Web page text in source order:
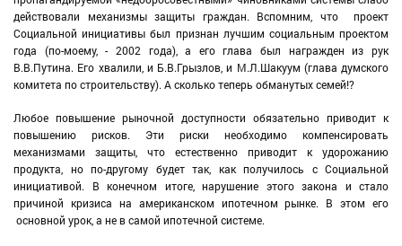
действовали механизмы защиты граждан. Вспомним, что проект
Социальной инициативы был признан лучшим социальным проектом
года (по-моему, - 2002 года), а его глава был награжден из рук
В.В.Путина. Его хвалили, и Б.В.Грызлов, и М.Л.Шакуум (глава думского
комитета по строительству). А сколько теперь обманутых семей!?
Любое повышение рыночной доступности обязательно приводит к
повышению рисков. Эти риски необходимо компенсировать
механизмами защиты, что естественно приводит к удорожанию
продукта, но по-другому будет так, как получилось с Социальной
инициативой. В конечном итоге, нарушение этого закона и стало
причиной кризиса на американском ипотечном рынке. В этом его
основной урок, а не в самой ипотечной системе.